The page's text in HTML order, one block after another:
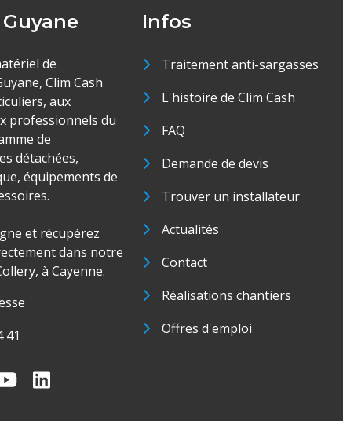
de
Clim Cash
aux
professionnels du
de
détachées,
équipements de
et récupérez
dans notre
à Cayenne.
41
Infos
Traitement anti-sargasses
L'histoire de Clim Cash
FAQ
Demande de devis
Trouver un installateur
Actualités
Contact
Réalisations chantiers
Offres d'emploi